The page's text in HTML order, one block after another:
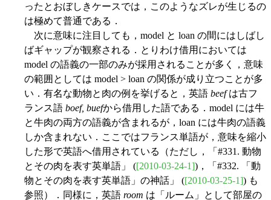
ったとおぼしきケースでは，このようなズレが生じるの
は極めて普通である．
次に意味に注目しても，model と loan の間にはしばし
ばギャップが観察される．とりわけ借用においては
model の語義の一部のみが採用されることが多く，意味
の範囲としては model > loan の関係が成り立つことが多
い．有名な動物と肉の例を挙げると，英語 beefは古フ
ランス語 boef, buefから借用した語である．model には牛
と牛肉の両方の語義が含まれるが，loan には牛肉の語義
しか含まれない．ここではフランス単語が，意味を縮小
した形で英語へ借用されている（ただし，「#331. 動物
とその肉を表す英単語」 ([2010-03-24-1])，「#332. 「動
物とその肉を表す英単語」の神話」 ([2010-03-25-1]) も
参照）．同様に，英語 room は「ルーム」として部屋の